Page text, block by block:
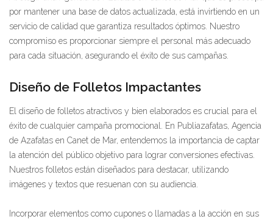
por mantener una base de datos actualizada, está invirtiendo en un
servicio de calidad que garantiza resultados óptimos. Nuestro
compromiso es proporcionar siempre el personal más adecuado
para cada situación, asegurando el éxito de sus campañas.
Diseño de Folletos Impactantes
El diseño de folletos atractivos y bien elaborados es crucial para el
éxito de cualquier campaña promocional. En Publiazafatas, Agencia
de Azafatas en Canet de Mar, entendemos la importancia de captar
la atención del público objetivo para lograr conversiones efectivas.
Nuestros folletos están diseñados para destacar, utilizando
imágenes y textos que resuenan con su audiencia.
Incorporar elementos como cupones o llamadas a la acción en sus